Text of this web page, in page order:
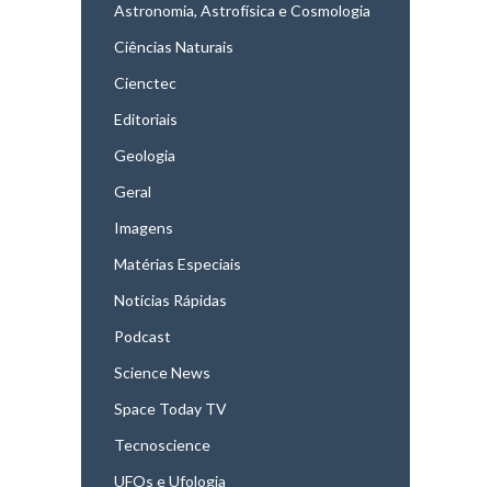
Astronomia, Astrofísica e Cosmologia
Ciências Naturais
Cienctec
Editoriais
Geologia
Geral
Imagens
Matérias Especiais
Notícias Rápidas
Podcast
Science News
Space Today TV
Tecnoscience
UFOs e Ufologia